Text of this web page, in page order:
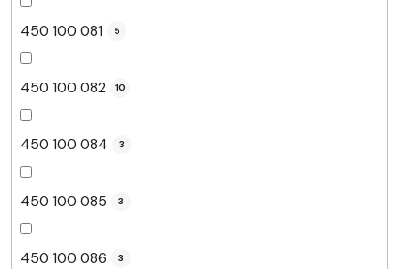
450 100 081 5
450 100 082 10
450 100 084 3
450 100 085 3
450 100 086 3